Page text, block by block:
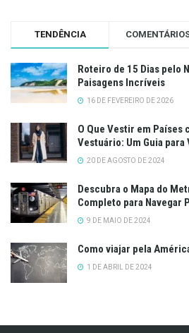
TENDÊNCIA
Roteiro de 15 Dias pelo
Paisagens Incríveis
16 DE FEVEREIRO DE 2026
O Que Vestir em Países
Vestuário: Um Guia para
20 DE AGOSTO DE 2024
Descubra o Mapa do
Completo para Navegar
9 DE MAIO DE 2024
Como viajar pela
1 DE ABRIL DE 2024